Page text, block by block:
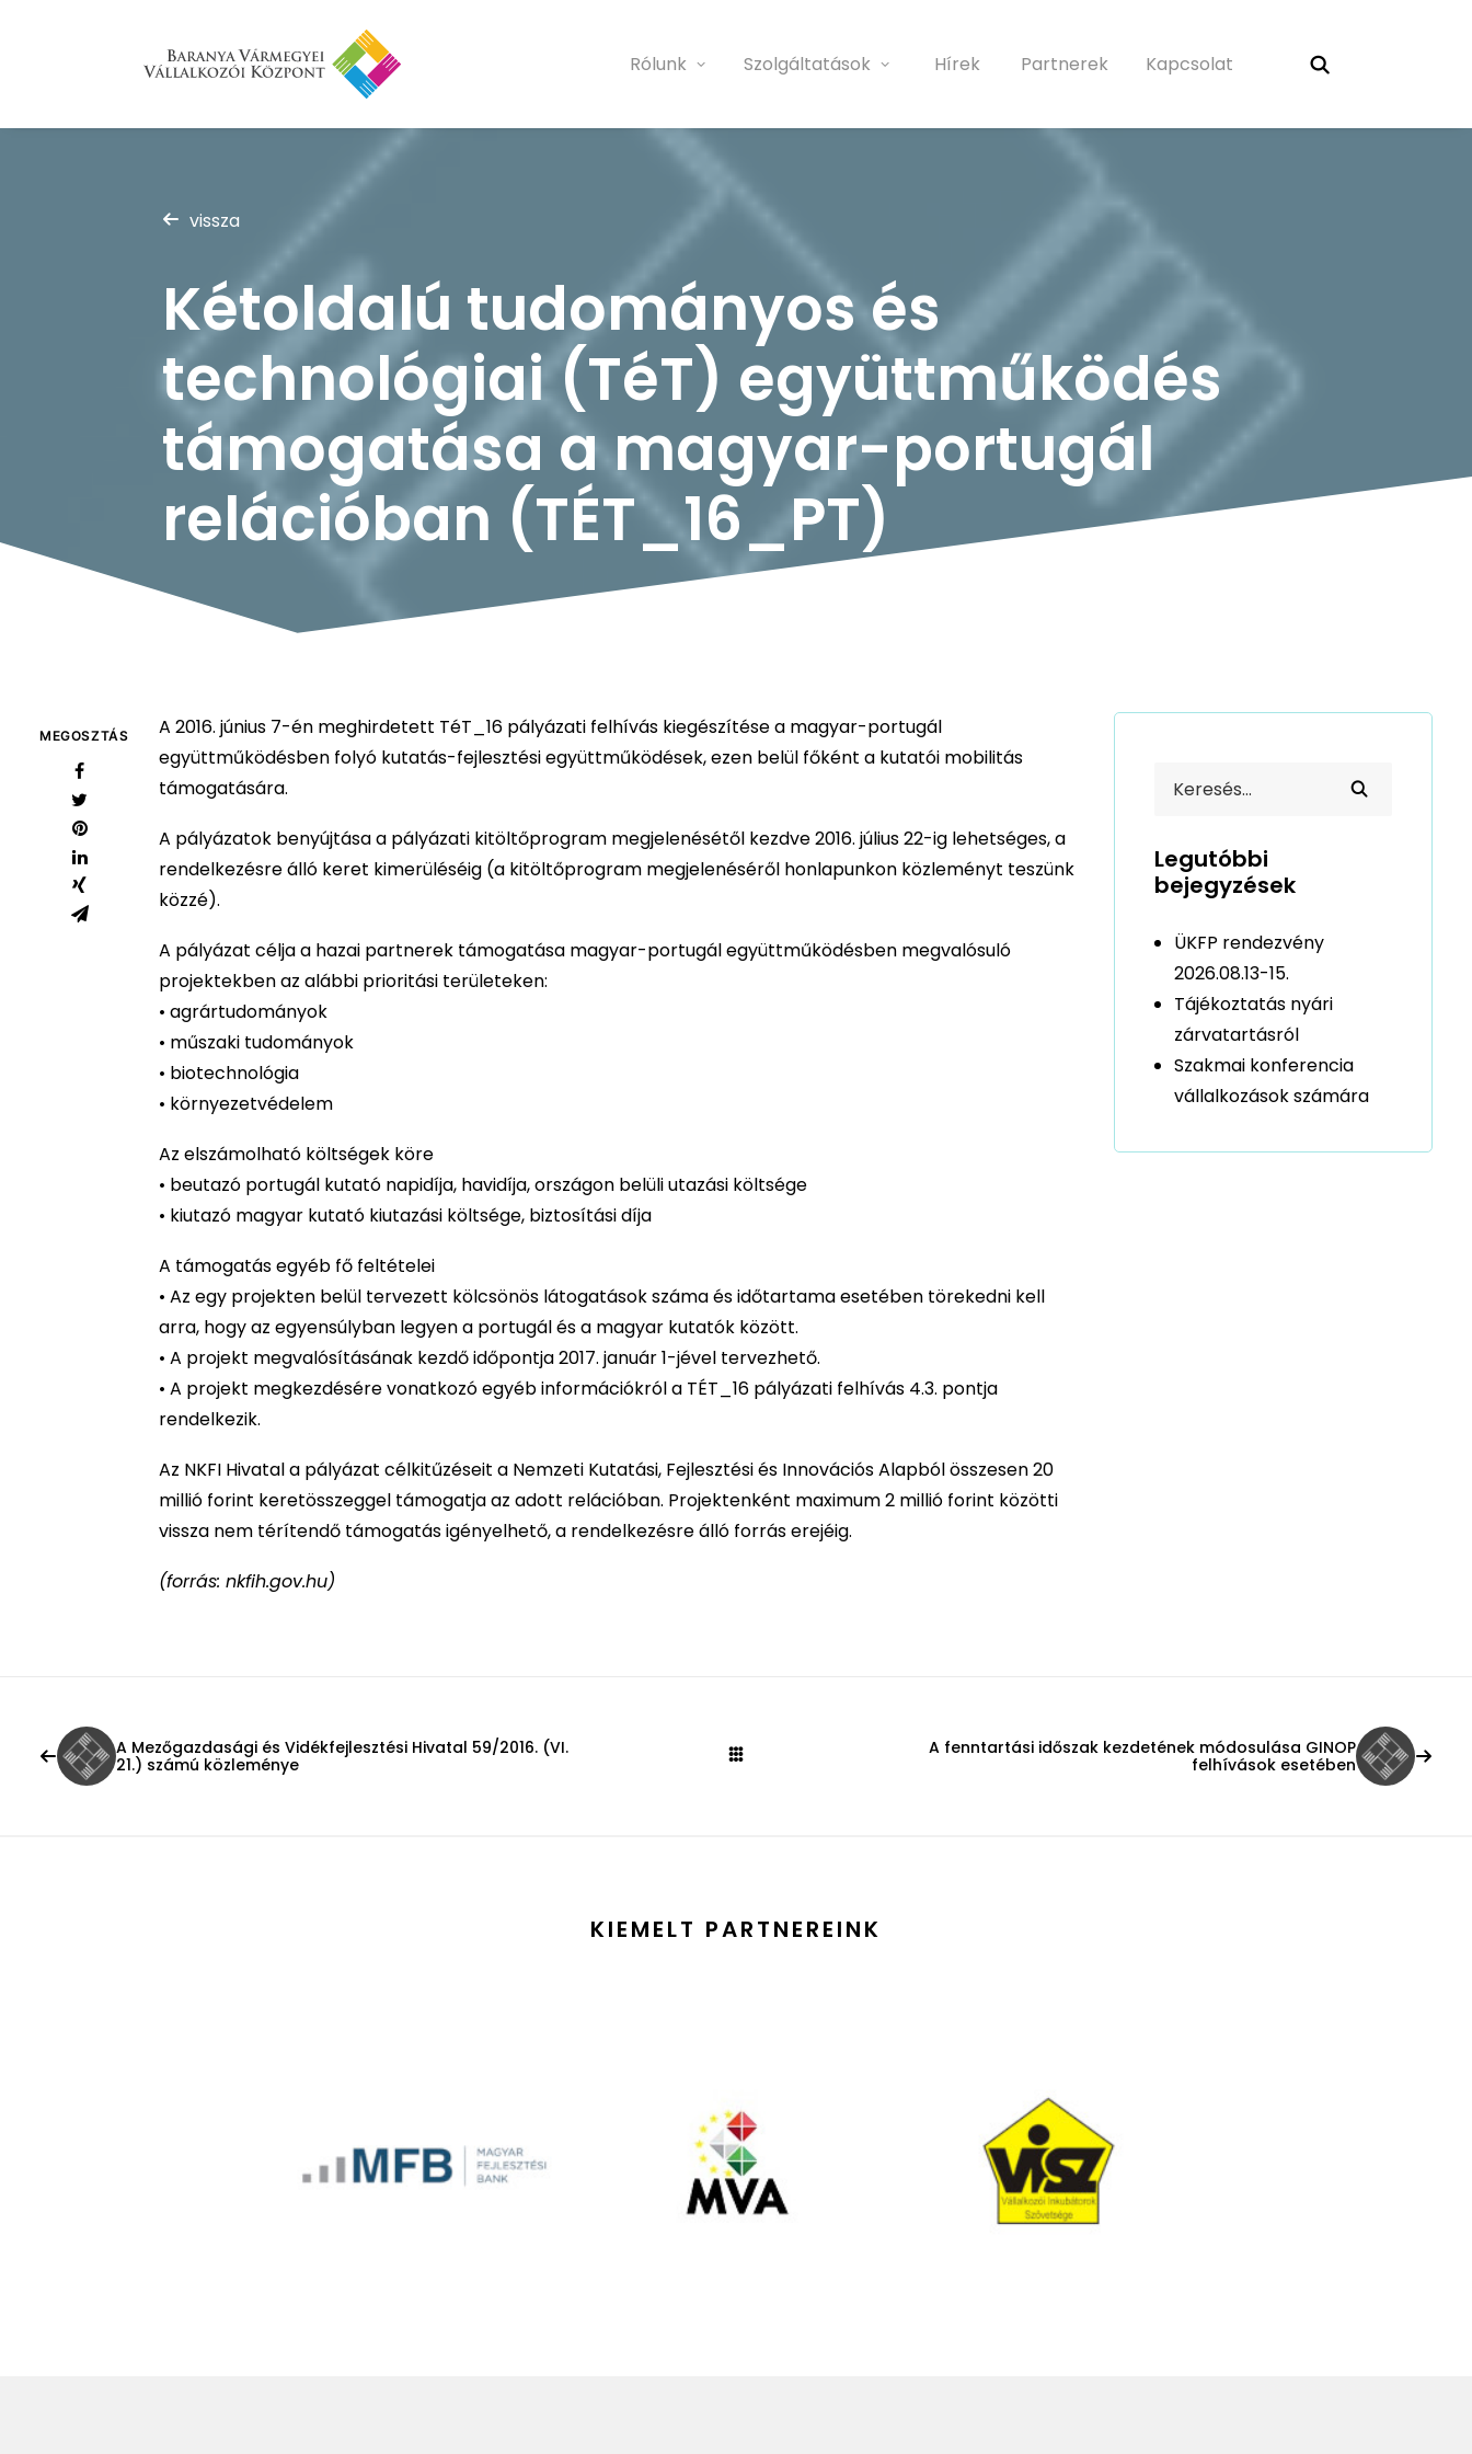
Rólunk Szolgáltatások Hírek Partnerek Kapcsolat
vissza
Kétoldalú tudományos és
technológiai (TéT) együttműködés
támogatása a magyar-portugál
relációban (TÉT_16_PT)
MEGOSZTÁS
A 2016. június 7-én meghirdetett TéT_16 pályázati felhívás kiegészítése a magyar-portugál
együttműködésben folyó kutatás-fejlesztési együttműködések, ezen belül főként a kutatói mobilitás
támogatására.
A pályázatok benyújtása a pályázati kitöltőprogram megjelenésétől kezdve 2016. július 22-ig lehetséges, a
rendelkezésre álló keret kimerüléséig (a kitöltőprogram megjelenéséről honlapunkon közleményt teszünk
közzé).
A pályázat célja a hazai partnerek támogatása magyar-portugál együttműködésben megvalósuló
projektekben az alábbi prioritási területeken:
• agrártudományok
• műszaki tudományok
• biotechnológia
• környezetvédelem
Az elszámolható költségek köre
• beutazó portugál kutató napidíja, havidíja, országon belüli utazási költsége
• kiutazó magyar kutató kiutazási költsége, biztosítási díja
A támogatás egyéb fő feltételei
• Az egy projekten belül tervezett kölcsönös látogatások száma és időtartama esetében törekedni kell
arra, hogy az egyensúlyban legyen a portugál és a magyar kutatók között.
• A projekt megvalósításának kezdő időpontja 2017. január 1-jével tervezhető.
• A projekt megkezdésére vonatkozó egyéb információkról a TÉT_16 pályázati felhívás 4.3. pontja
rendelkezik.
Az NKFI Hivatal a pályázat célkitűzéseit a Nemzeti Kutatási, Fejlesztési és Innovációs Alapból összesen 20
millió forint keretösszeggel támogatja az adott relációban. Projektenként maximum 2 millió forint közötti
vissza nem térítendő támogatás igényelhető, a rendelkezésre álló forrás erejéig.
(forrás: nkfih.gov.hu)
Legutóbbi
bejegyzések
ÜKFP rendezvény
2026.08.13-15.
Tájékoztatás nyári
zárvatartásról
Szakmai konferencia
vállalkozások számára
A Mezőgazdasági és Vidékfejlesztési Hivatal 59/2016. (VI.
21.) számú közleménye
A fenntartási időszak kezdetének módosulása GINOP
felhívások esetében
KIEMELT PARTNEREINK